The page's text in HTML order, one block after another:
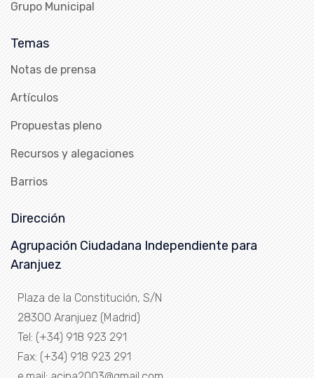
Grupo Municipal
Temas
Notas de prensa
Artículos
Propuestas pleno
Recursos y alegaciones
Barrios
Dirección
Agrupación Ciudadana Independiente para
Aranjuez
Plaza de la Constitución, S/N
28300 Aranjuez (Madrid)
Tel: (+34) 918 923 291
Fax: (+34) 918 923 291